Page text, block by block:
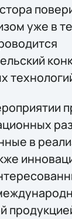
уже в
в